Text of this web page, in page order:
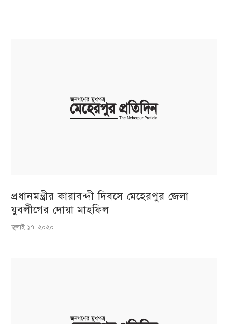
প্রধানমন্ত্রীর কারাবন্দী দিবসে মেহেরপুর জেলা
যুবলীগের দোয়া মাহফিল
জুলাই ১৭, ২০২০